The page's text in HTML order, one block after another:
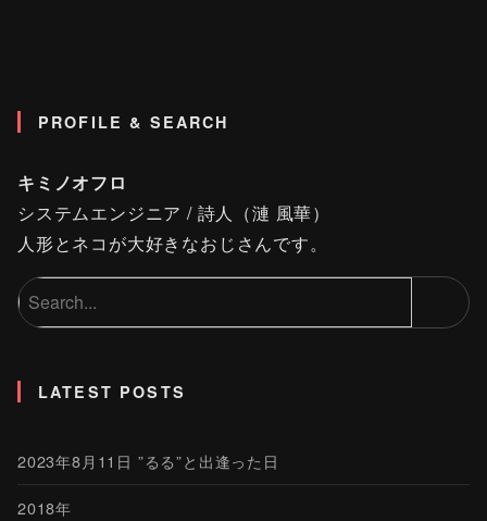
PROFILE & SEARCH
キミノオフロ
システムエンジニア / 詩人（漣 風華）
人形とネコが大好きなおじさんです。
LATEST POSTS
2023年8月11日 ”るる”と出逢った日
2018年